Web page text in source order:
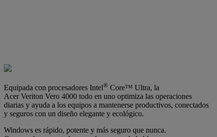
Equipada con procesadores Intel® Core™ Ultra, la
Acer Veriton Vero 4000 todo en uno optimiza las operaciones
diarias y ayuda a los equipos a mantenerse productivos, conectados
y seguros con un diseño elegante y ecológico.
Windows es rápido, potente y más seguro que nunca.